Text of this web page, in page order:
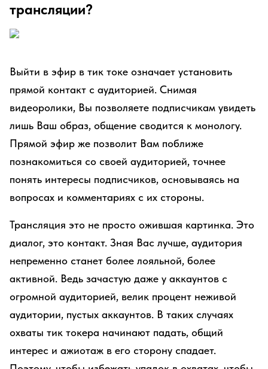
трансляции?
Выйти в эфир в тик токе означает установить
прямой контакт с аудиторией. Снимая
видеоролики, Вы позволяете подписчикам увидеть
лишь Ваш образ, общение сводится к монологу.
Прямой эфир же позволит Вам поближе
познакомиться со своей аудиторией, точнее
понять интересы подписчиков, основываясь на
вопросах и комментариях с их стороны.
Трансляция это не просто ожившая картинка. Это
диалог, это контакт. Зная Вас лучше, аудитория
непременно станет более лояльной, более
активной. Ведь зачастую даже у аккаунтов с
огромной аудиторией, велик процент неживой
аудитории, пустых аккаунтов. В таких случаях
охваты тик токера начинают падать, общий
интерес и ажиотаж в его сторону спадает.